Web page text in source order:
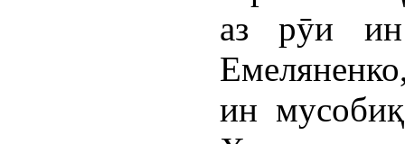
аз рӯи
ин